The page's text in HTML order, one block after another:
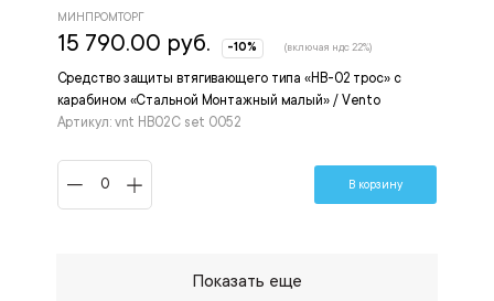
Средство защиты втягивающего типа «НВ-02 трос» с
карабином «Стальной Монтажный малый» / Vento
Артикул: vnt HB02C set 0052
МИНПРОМТОРГ
15 790.00 руб. -10% (включая ндс 22%)
В корзину
Показать еще